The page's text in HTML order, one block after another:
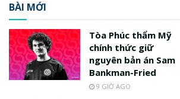
BÀI MỚI
Tòa Phúc thẩm Mỹ
chính thức giữ
nguyên bản án Sam
Bankman-Fried
9 GIỜ AGO